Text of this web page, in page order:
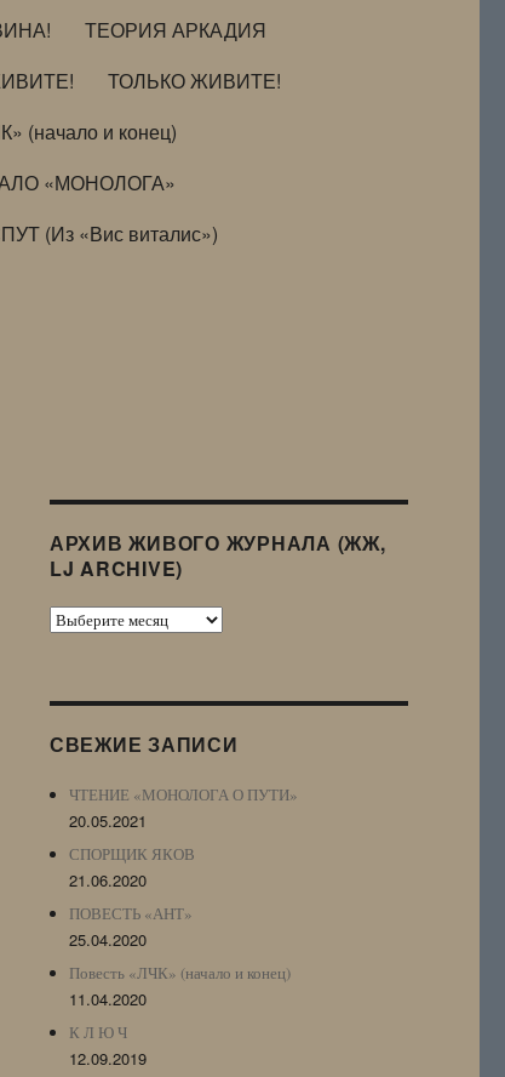
ТЕОРИЯ АРКАДИЯ
ТОЛЬКО ЖИВИТЕ!
(начало и конец)
«МОНОЛОГА»
(Из «Вис виталис»)
АРХИВ ЖИВОГО ЖУРНАЛА (ЖЖ,
LJ ARCHIVE)
Архив
Archive)
СВЕЖИЕ ЗАПИСИ
ЧТЕНИЕ «МОНОЛОГА О ПУТИ»
20.05.2021
СПОРЩИК ЯКОВ
21.06.2020
ПОВЕСТЬ «АНТ»
25.04.2020
Повесть «ЛЧК» (начало и конец)
11.04.2020
К Л Ю Ч
12.09.2019